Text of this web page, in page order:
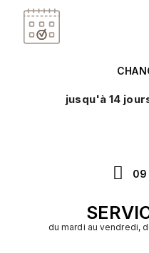
jusqu'à 14
09
du mardi au vendredi,